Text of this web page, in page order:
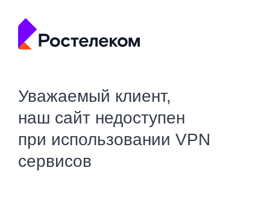
Уважаемый клиент,
наш сайт недоступен
при использовании VPN
сервисов